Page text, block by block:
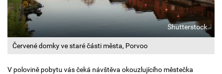
Červené domky ve staré části města, Porvoo
Shutterstock
V polovině pobytu vás čeká návštěva okouzlujícího městečka